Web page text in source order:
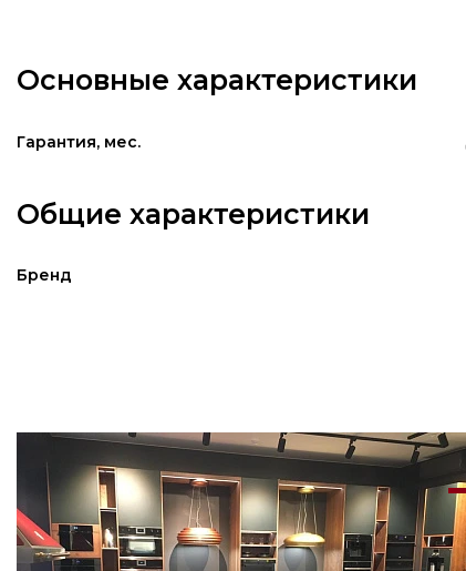
Основные характеристики
Гарантия, мес.
Общие характеристики
Бренд